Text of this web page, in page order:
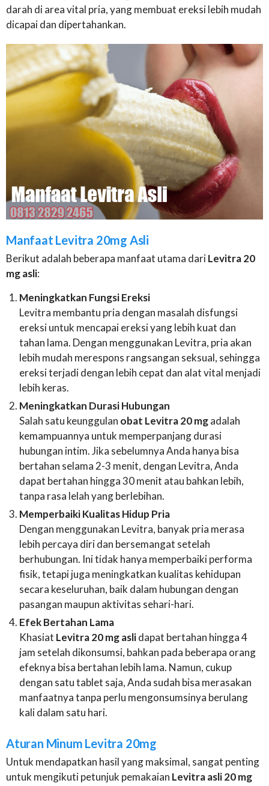
darah di area vital pria, yang membuat ereksi lebih mudah
dicapai dan dipertahankan.
Manfaat Levitra 20mg Asli
Berikut adalah beberapa manfaat utama dariLevitra 20
mg asli:
Meningkatkan Fungsi Ereksi
Levitra membantu pria dengan masalah disfungsi
ereksi untuk mencapai ereksi yang lebih kuat dan
tahan lama. Dengan menggunakan Levitra, pria akan
lebih mudah merespons rangsangan seksual, sehingga
ereksi terjadi dengan lebih cepat dan alat vital menjadi
lebih keras.
Meningkatkan Durasi Hubungan
Salah satu keunggulan obat Levitra 20 mgadalah
kemampuannya untuk memperpanjang durasi
hubungan intim. Jika sebelumnya Anda hanya bisa
bertahan selama 2-3 menit, dengan Levitra, Anda
dapat bertahan hingga 30 menit atau bahkan lebih,
tanpa rasa lelah yang berlebihan.
Memperbaiki Kualitas Hidup Pria
Dengan menggunakan Levitra, banyak pria merasa
lebih percaya diri dan bersemangat setelah
berhubungan. Ini tidak hanya memperbaiki performa
fisik, tetapi juga meningkatkan kualitas kehidupan
secara keseluruhan, baik dalam hubungan dengan
pasangan maupun aktivitas sehari-hari.
Efek Bertahan Lama
Khasiat Levitra 20 mg aslidapat bertahan hingga 4
jam setelah dikonsumsi, bahkan pada beberapa orang
efeknya bisa bertahan lebih lama. Namun, cukup
dengan satu tablet saja, Anda sudah bisa merasakan
manfaatnya tanpa perlu mengonsumsinya berulang
kali dalam satu hari.
Aturan Minum Levitra 20mg
Untuk mendapatkan hasil yang maksimal, sangat penting
untuk mengikuti petunjuk pemakaian Levitra asli 20 mg